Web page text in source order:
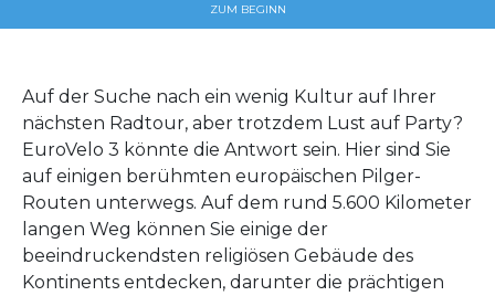
ZUM BEGINN
Auf der Suche nach ein wenig Kultur auf Ihrer
nächsten Radtour, aber trotzdem Lust auf Party?
EuroVelo 3 könnte die Antwort sein. Hier sind Sie
auf einigen berühmten europäischen Pilger-
Routen unterwegs. Auf dem rund 5.600 Kilometer
langen Weg können Sie einige der
beeindruckendsten religiösen Gebäude des
Kontinents entdecken, darunter die prächtigen